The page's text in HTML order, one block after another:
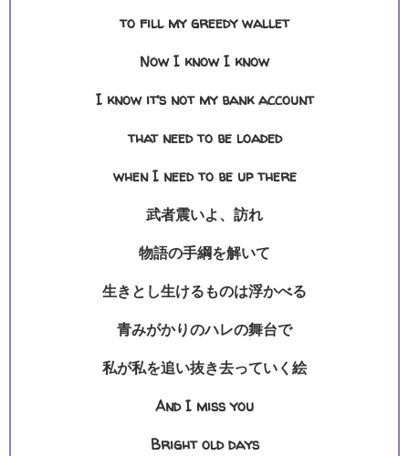
to fill my greedy wallet
Now I know I know
I know it’s not my bank account
that need to be loaded
when I need to be up there
武者震いよ、訪れ
物語の手綱を解いて
生きとし生けるものは浮かべる
青みがかりのハレの舞台で
私が私を追い抜き去っていく絵
And I miss you
Bright old days